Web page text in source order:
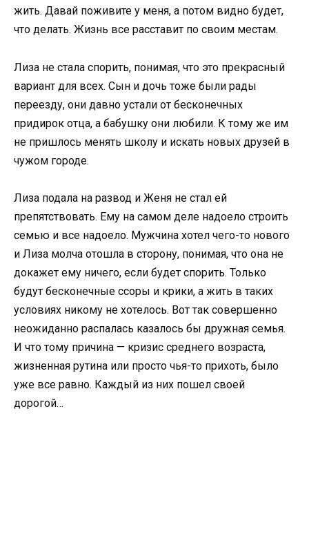
жить. Давай поживите у меня, а потом видно будет,
что делать. Жизнь все расставит по своим местам.
Лиза не стала спорить, понимая, что это прекрасный
вариант для всех. Сын и дочь тоже были рады
переезду, они давно устали от бесконечных
придирок отца, а бабушку они любили. К тому же им
не пришлось менять школу и искать новых друзей в
чужом городе.
Лиза подала на рaзвод и Женя не стал ей
препятствовать. Ему на самом деле надоело строить
семью и все надоело. Мужчина хотел чего-то нового
и Лиза молча отошла в сторону, понимая, что она не
докажет ему ничего, если будет спорить. Только
будут бесконечные ссоры и крики, а жить в таких
условиях никому не хотелось. Вот так совершенно
неожиданно распалась казалось бы дружная семья.
И что тому причина — кризис среднего возраста,
жизненная рутина или просто чья-то прихоть, было
уже все равно. Каждый из них пошел своей
дорогой…